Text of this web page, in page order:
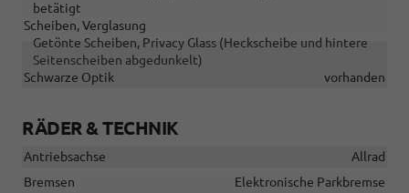
betätigt
Scheiben, Verglasung
Getönte Scheiben, Privacy Glass (Heckscheibe und hintere
Seitenscheiben abgedunkelt)
Schwarze Optik
vorhanden
RÄDER & TECHNIK
Antriebsachse
Allrad
Bremsen
Elektronische Parkbremse